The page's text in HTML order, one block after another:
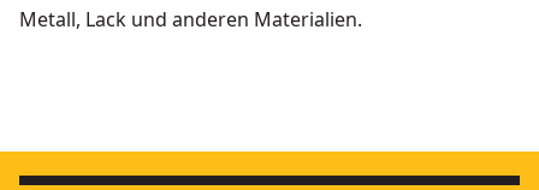
Metall, Lack und anderen Materialien.